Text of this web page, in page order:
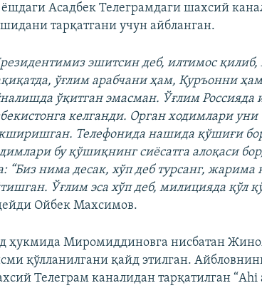
ёшдаги Асадбек Телеграмдаги шахсий
тарқатгани учун айбланган.
эшитсин деб, илтимос
ўғлим арабчани ҳам, Қуръонни
ўқитган эмасман. Ўғлим
келганди. Орган ходимлари
Телефонида нашида қўшиғи
бу қўшиқнинг сиёсатга алоқаси
“Биз нима десак, хўп деб турсанг,
Ўғлим эса хўп деб, милицияда қўл
Ойбек Махсимов.
ҳукмида Миромиддиновга нисбатан
қўлланилгани қайд этилган.
Телеграм каналидан тарқатилган